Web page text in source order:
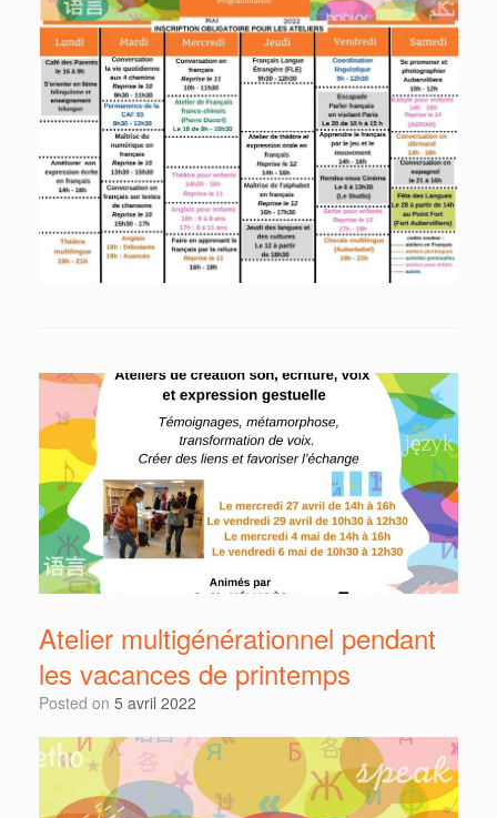
Atelier multigénérationnel pendant
les vacances de printemps
Posted on 5 avril 2022